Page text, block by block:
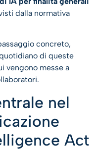
dalla normativa
concreto,
di queste
vengono messe a
nel
Act